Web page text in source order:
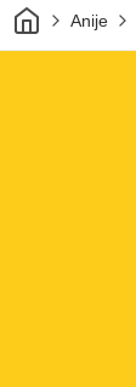
ShtëpiAnije